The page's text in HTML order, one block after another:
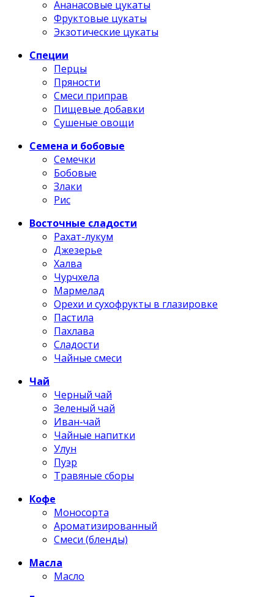
Ананасовые цукаты
Фруктовые цукаты
Экзотические цукаты
Специи
Перцы
Пряности
Смеси приправ
Пищевые добавки
Сушеные овощи
Семена и бобовые
Семечки
Бобовые
Злаки
Рис
Восточные сладости
Рахат-лукум
Джезерье
Халва
Чурчхела
Мармелад
Орехи и сухофрукты в глазировке
Пастила
Пахлава
Сладости
Чайные смеси
Чай
Черный чай
Зеленый чай
Иван-чай
Чайные напитки
Улун
Пуэр
Травяные сборы
Кофе
Моносорта
Ароматизированный
Смеси (бленды)
Масла
Масло